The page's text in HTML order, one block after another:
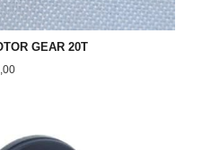
GEAR 20T